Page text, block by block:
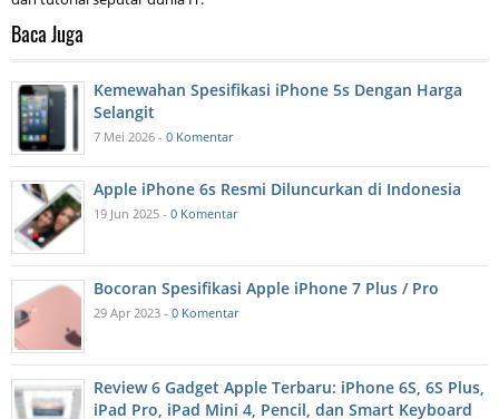
Baca Juga
Kemewahan Spesifikasi iPhone 5s Dengan Harga
Selangit
7 Mei 2026 - 0 Komentar
Apple iPhone 6s Resmi Diluncurkan di Indonesia
19 Jun 2025 - 0 Komentar
Bocoran Spesifikasi Apple iPhone 7 Plus / Pro
29 Apr 2023 - 0 Komentar
Review 6 Gadget Apple Terbaru: iPhone 6S, 6S Plus,
iPad Pro, iPad Mini 4, Pencil, dan Smart Keyboard